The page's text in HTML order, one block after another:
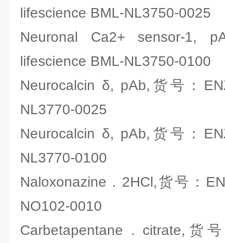
lifescience BML-NL3750-0025
Neuronal Ca2+ sensor-1,
lifescience BML-NL3750-0100
Neurocalcin δ, pAb,货号：
NL3770-0025
Neurocalcin δ, pAb,货号：
NL3770-0100
Naloxonazine . 2HCl,货号：
NO102-0010
Carbetapentane . citrate,货